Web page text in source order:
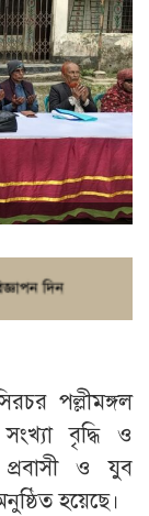
পল্লীমঙ্গল
সংখ্যা বৃদ্ধি ও
প্রবাসী ও যুব
হয়েছে।